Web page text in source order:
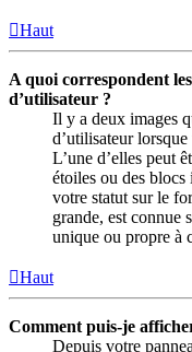
Haut
A quoi correspondent
d’utilisateur ?
Il y a deux images
d’utilisateur lorsque
L’une d’elles peut
étoiles ou des blocs
votre statut sur le
grande, est connue
unique ou propre à
Haut
Comment puis-je
Depuis votre